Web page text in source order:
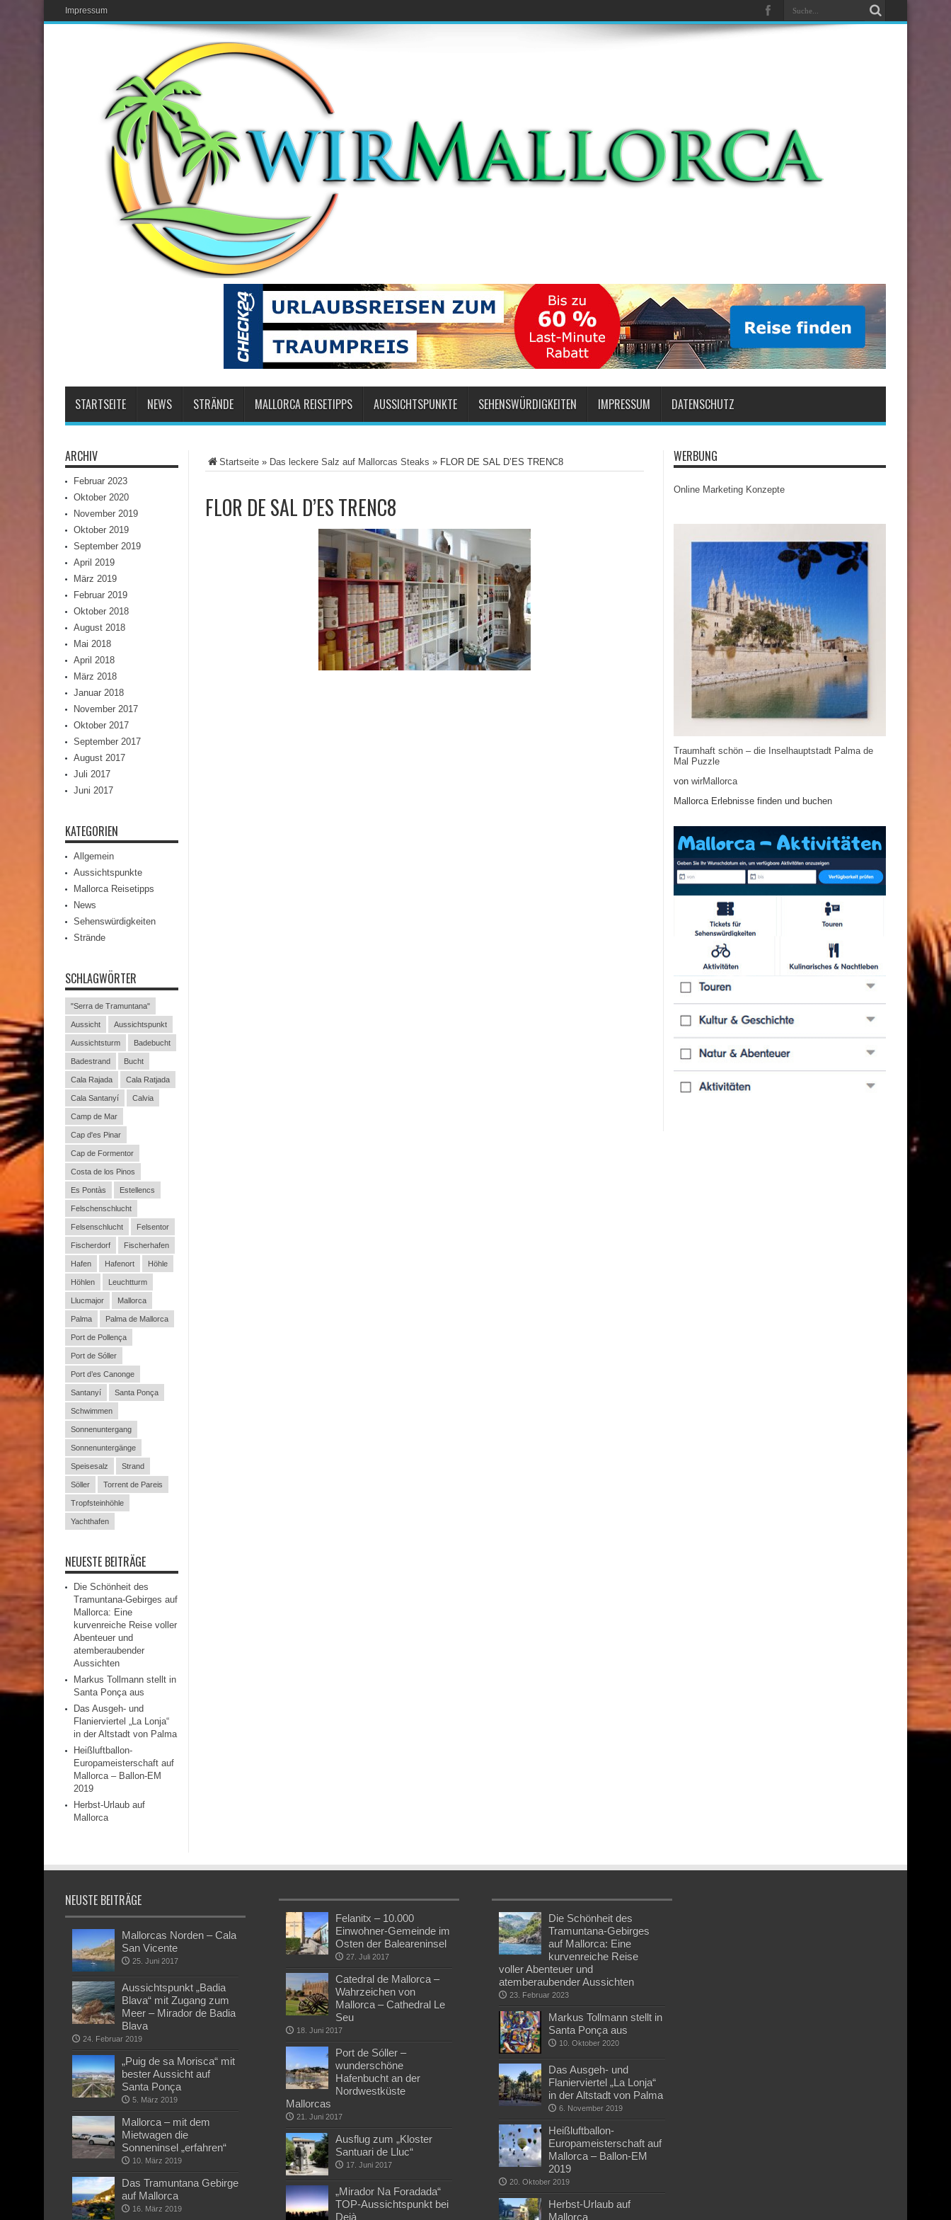
Impressum
STARTSEITE NEWS STRÄNDE MALLORCA REISETIPPS AUSSICHTSPUNKTE SEHENSWÜRDIGKEITEN IMPRESSUM DATENSCHUTZ
Startseite » Das leckere Salz auf Mallorcas Steaks » FLOR DE SAL D’ES TRENC8
FLOR DE SAL D’ES TRENC8
ARCHIV
Februar 2023
Oktober 2020
November 2019
Oktober 2019
September 2019
April 2019
März 2019
Februar 2019
Oktober 2018
August 2018
Mai 2018
April 2018
März 2018
Januar 2018
November 2017
Oktober 2017
September 2017
August 2017
Juli 2017
Juni 2017
KATEGORIEN
Allgemein
Aussichtspunkte
Mallorca Reisetipps
News
Sehenswürdigkeiten
Strände
SCHLAGWÖRTER
"Serra de Tramuntana"
Aussicht Aussichtspunkt
Aussichtsturm Badebucht
Badestrand Bucht
Cala Rajada Cala Ratjada
Cala Santanyí Calvia
Camp de Mar
Cap d'es Pinar
Cap de Formentor
Costa de los Pinos
Es Pontàs Estellencs
Felschenschlucht
Felsenschlucht Felsentor
Fischerdorf Fischerhafen
Hafen Hafenort Höhle
Höhlen Leuchtturm
Llucmajor Mallorca
Palma Palma de Mallorca
Port de Pollença
Port de Sóller
Port d’es Canonge
Santanyí Santa Ponça
Schwimmen
Sonnenuntergang
Sonnenuntergänge
Speisesalz Strand
Söller Torrent de Pareis
Tropfsteinhöhle
Yachthafen
NEUESTE BEITRÄGE
Die Schönheit des
Tramuntana-Gebirges auf
Mallorca: Eine
kurvenreiche Reise voller
Abenteuer und
atemberaubender
Aussichten
Markus Tollmann stellt in
Santa Ponça aus
Das Ausgeh- und
Flanierviertel „La Lonja“
in der Altstadt von Palma
Heißluftballon-
Europameisterschaft auf
Mallorca – Ballon-EM
2019
Herbst-Urlaub auf
Mallorca
WERBUNG
Online Marketing Konzepte
Traumhaft schön – die Inselhauptstadt Palma de
Mal Puzzle
von wirMallorca
Mallorca Erlebnisse finden und buchen
NEUSTE BEITRÄGE
Mallorcas Norden – Cala
San Vicente
25. Juni 2017
Aussichtspunkt „Badia
Blava“ mit Zugang zum
Meer – Mirador de Badia
Blava
24. Februar 2019
„Puig de sa Morisca“ mit
bester Aussicht auf
Santa Ponça
5. März 2019
Mallorca – mit dem
Mietwagen die
Sonneninsel „erfahren“
10. März 2019
Das Tramuntana Gebirge
auf Mallorca
16. März 2019
Felanitx – 10.000
Einwohner-Gemeinde im
Osten der Baleareninsel
27. Juli 2017
Catedral de Mallorca –
Wahrzeichen von
Mallorca – Cathedral Le
Seu
18. Juni 2017
Port de Sóller –
wunderschöne
Hafenbucht an der
Nordwestküste
Mallorcas
21. Juni 2017
Ausflug zum „Kloster
Santuari de Lluc“
17. Juni 2017
„Mirador Na Foradada“
TOP-Aussichtspunkt bei
Deià
Die Schönheit des
Tramuntana-Gebirges
auf Mallorca: Eine
kurvenreiche Reise
voller Abenteuer und
atemberaubender Aussichten
23. Februar 2023
Markus Tollmann stellt in
Santa Ponça aus
10. Oktober 2020
Das Ausgeh- und
Flanierviertel „La Lonja“
in der Altstadt von Palma
6. November 2019
Heißluftballon-
Europameisterschaft auf
Mallorca – Ballon-EM
2019
20. Oktober 2019
Herbst-Urlaub auf
Mallorca